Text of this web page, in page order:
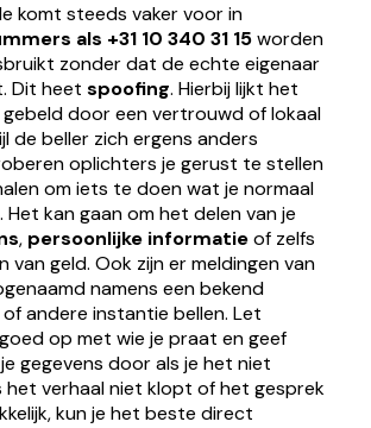
komt steeds vaker voor in
als +31 10 340 31 15worden
zonder dat de echte eigenaar
Dit heet spoofing. Hierbij lijkt het
door een vertrouwd of lokaal
de beller zich ergens anders
oplichters je gerust te stellen
om iets te doen wat je normaal
kan gaan om het delen van je
, persoonlijke informatieof zelfs
van geld. Ook zijn er meldingen van
namens een bekend
andere instantie bellen. Let
op met wie je praat en geef
gegevens door als je het niet
verhaal niet klopt of het gesprek
kun je het beste direct